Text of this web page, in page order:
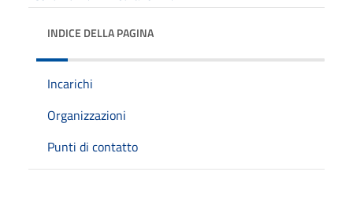
INDICE DELLA PAGINA
Incarichi
Organizzazioni
Punti di contatto